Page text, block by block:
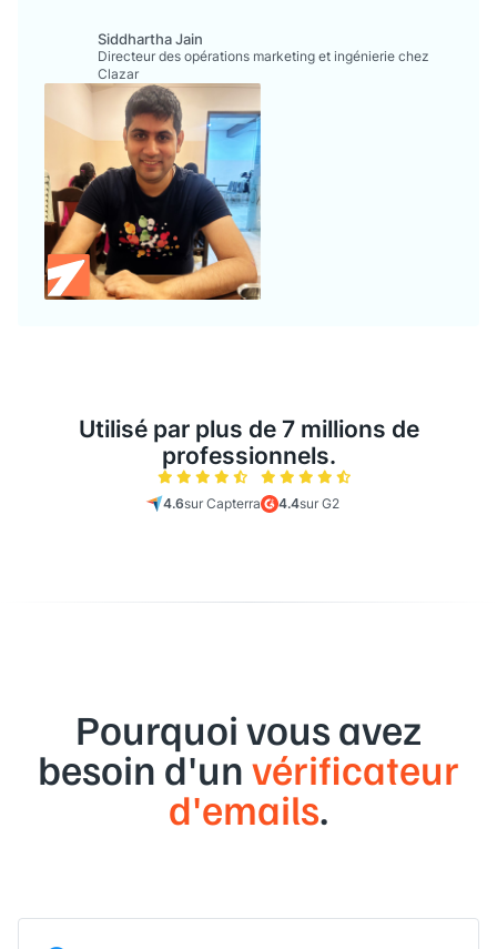
Siddhartha Jain
Directeur des opérations marketing et ingénierie chez
Clazar
Utilisé par plus de 7 millions de
professionnels.
4.6sur Capterra 4.4sur G2
Pourquoi vous avez
besoin d'un vérificateur
d'emails.